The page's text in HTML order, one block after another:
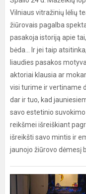
Vilniaus vitražinių lėlių
žiūrovais pagalba
pasakoja istoriją apie
bėda... Ir jei taip
liaudies pasakos
aktoriai klausia ar
visi turime ir vertiname
dar ir tuo, kad
savo estetinio
reikšmei išreiškiant
išreikšti savo mintis ir
jaunojo žiūrovo dėmesį